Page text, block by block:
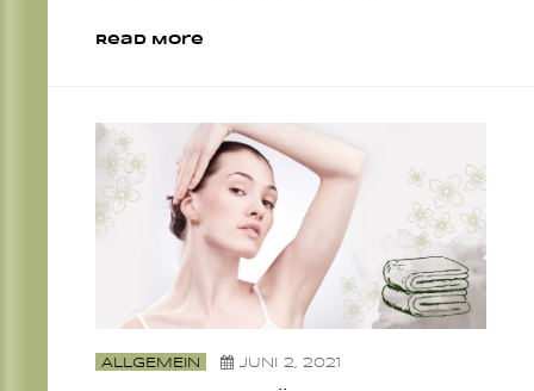
Read More
ALLGEMEIN JUNI 2, 2021